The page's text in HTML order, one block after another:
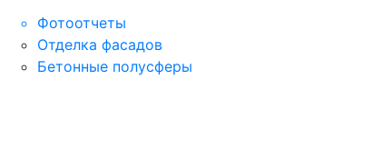
Фотоотчеты
Отделка фасадов
Бетонные полусферы